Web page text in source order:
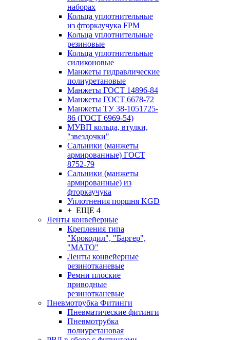
наборах
Кольца уплотнительные
из фторкаучука FPM
Кольца уплотнительные
резиновые
Кольца уплотнительные
силиконовые
Манжеты гидравлические
полиуретановые
Манжеты ГОСТ 14896-84
Манжеты ГОСТ 6678-72
Манжеты ТУ 38-1051725-
86 (ГОСТ 6969-54)
МУВП кольца, втулки,
"звездочки"
Сальники (манжеты
армированные) ГОСТ
8752-79
Сальники (манжеты
армированные) из
фторкаучука
Уплотнения поршня KGD
+ ЕЩЕ 4
Ленты конвейерные
Крепления типа
"Крокодил", "Баргер",
"МАТО"
Ленты конвейерные
резинотканевые
Ремни плоские
приводные
резинотканевые
Пневмотрубка Фитинги
Пневматические фитинги
Пневмотрубка
полиуретановая